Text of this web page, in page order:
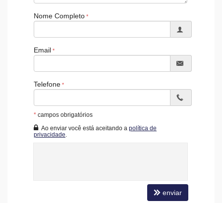
Nome Completo
Email
Telefone
* campos obrigatórios
Ao enviar você está aceitando a política de
privacidade
enviar